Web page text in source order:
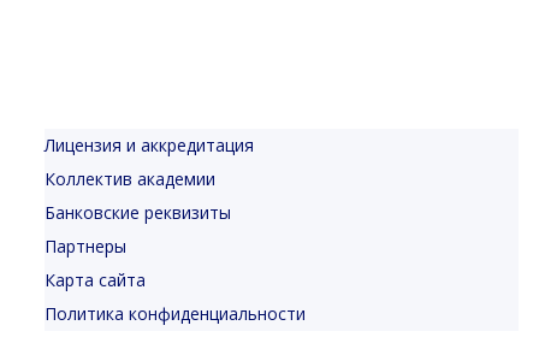
Лицензия и аккредитация
Коллектив академии
Банковские реквизиты
Партнеры
Карта сайта
Политика конфиденциальности